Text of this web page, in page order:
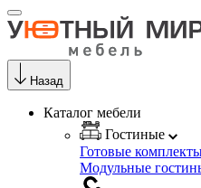
Назад
Каталог мебели
Гостиные
Готовые
Модульные